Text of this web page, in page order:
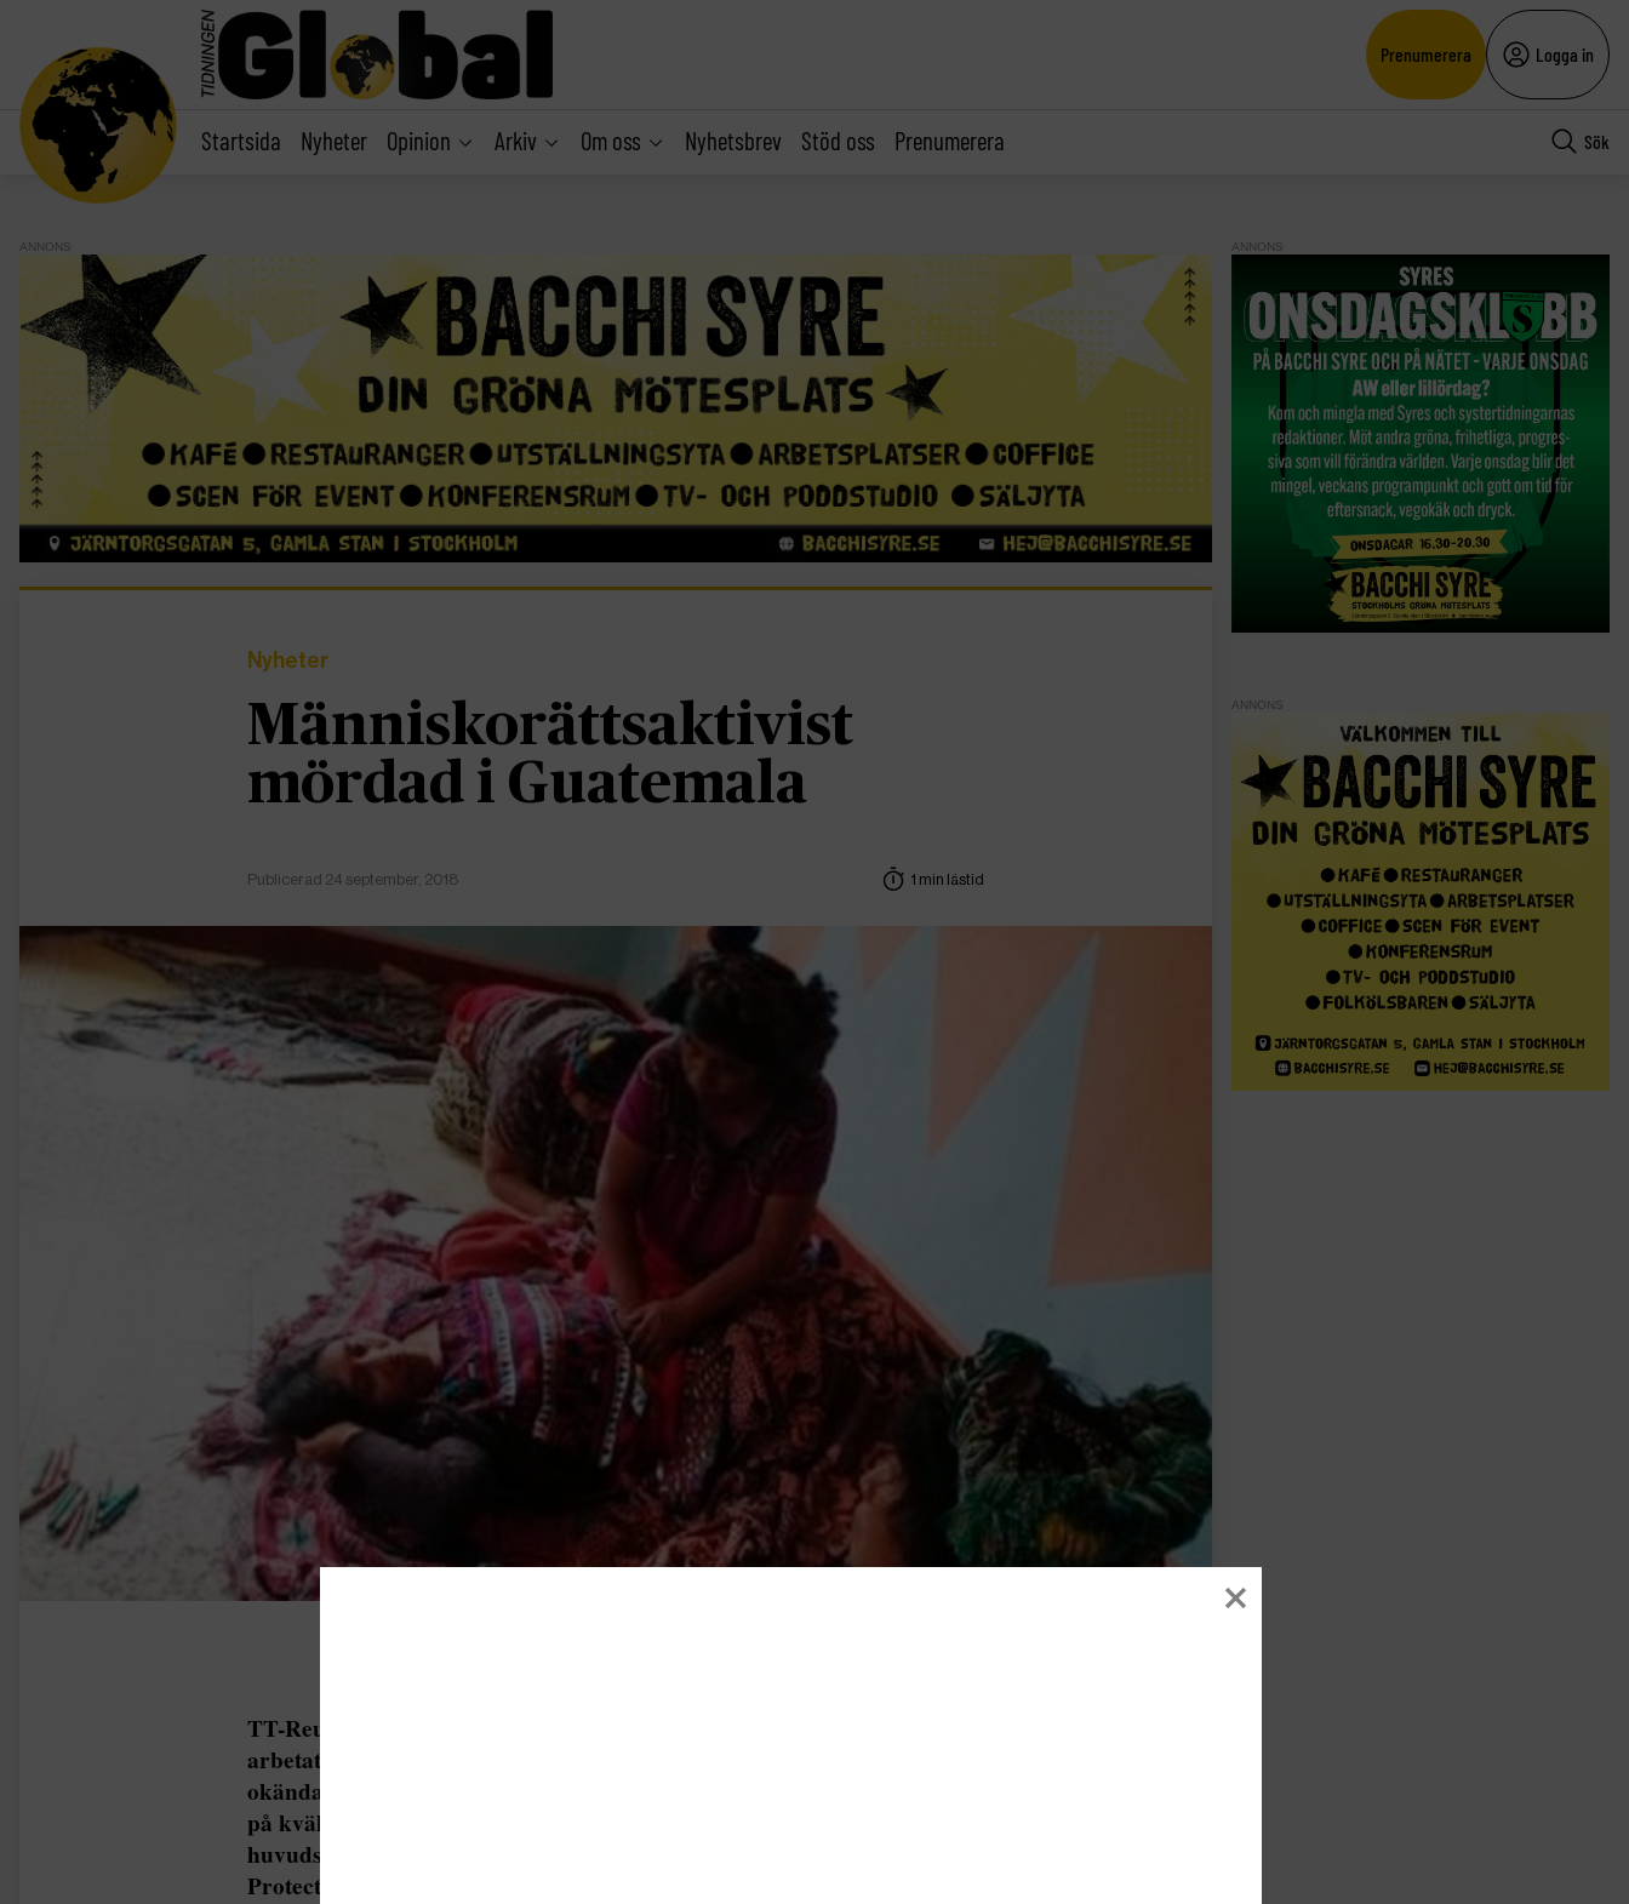
Prenumerera Logga in
Startsida Nyheter Opinion Arkiv Om oss Nyhetsbrev Stöd oss Prenumerera Sök
ANNONS
Nyheter
Människorättsaktivist
mördad i Guatemala
Publicerad 24 september, 2018 1 min lästid
TT-Reuters GUATEMALA Aktivisten Juana Ramirez Santiago som
arbetat för ursprungsfolks rättigheter i Guatemala har skjutits ihjäl av
okända angripare, rapporterar lokala medier. Mordet inträffade sent
på kvällen i fredags i en by utanför staden Nebaj, nordöst om
huvudstaden Guatemala City, skriver organisationen Unit for the
Protection of Human Rights Defenders i ett uttalande. Ramirez, som […]
ANNONS
ANNONS